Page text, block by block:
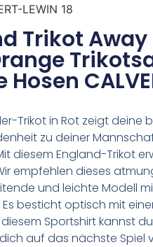
LEWIN 18
Trikot Away
Hosen
Trikot in Rot zeigt deine
zu deiner
diesem England-Trikot
empfehlen dieses
und leichte Modell
besticht optisch mit
diesem Sportshirt kannst
auf das nächste Spiel